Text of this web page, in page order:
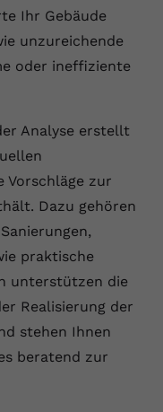
Ihr Gebäude
unzureichende
oder ineffiziente
Analyse erstellt
Vorschläge zur
Dazu gehören
praktische
unterstützen die
Realisierung der
stehen Ihnen
beratend zur